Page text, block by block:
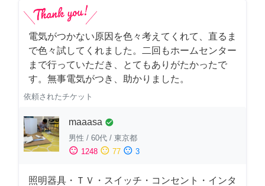
電気がつかない原因を色々考えてくれて、直るま
で色々試してくれました。二回もホームセンター
まで行っていただき、とてもありがたかったで
す。無事電気がつき、助かりました。
依頼されたチケット
maaasa check_circle
男性 / 60代 / 東京都
sentiment_satisfied 1248 sentiment_neutral 77 sentiment_dissatisfied 3
照明器具・ＴＶ・スイッチ・コンセント・インタ